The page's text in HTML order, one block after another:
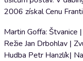
2006 získal Cenu
Martin Goffa: Štvanice
Režie Jan Drbohlav |
Hudba Petr Hanzlík|